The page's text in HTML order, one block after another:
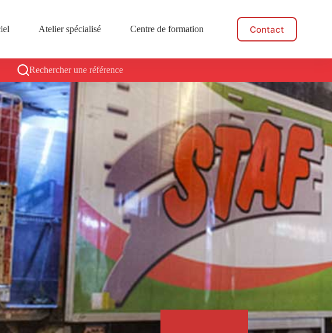
Atelier spécialisé Centre de formation Actualités
Contact
Rechercher une référence